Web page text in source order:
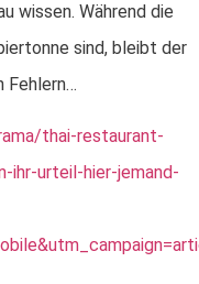
wissen. Während die
sind, bleibt der
Fehlern…
thai-restaurant-
ihr-urteil-hier-jemand-